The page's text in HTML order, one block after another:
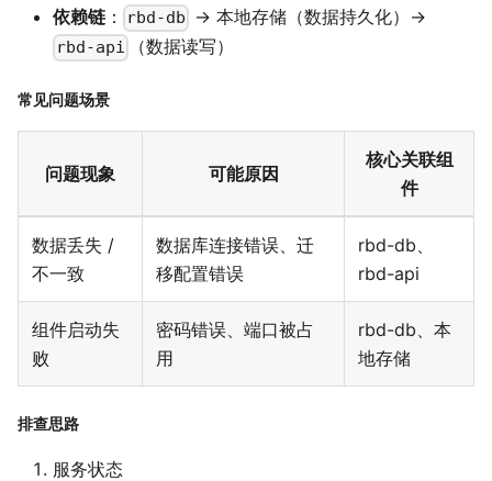
依赖链 ： rbd-db → 本地存储（数据持久化）→
rbd-api （数据读写）
常见问题场景
问题现象 可能原因
核心关联组
件
数据丢失 /
不一致
数据库连接错误、迁
移配置错误
rbd-db、
rbd-api
组件启动失
败
密码错误、端口被占
用
rbd-db、本
地存储
排查思路
服务状态